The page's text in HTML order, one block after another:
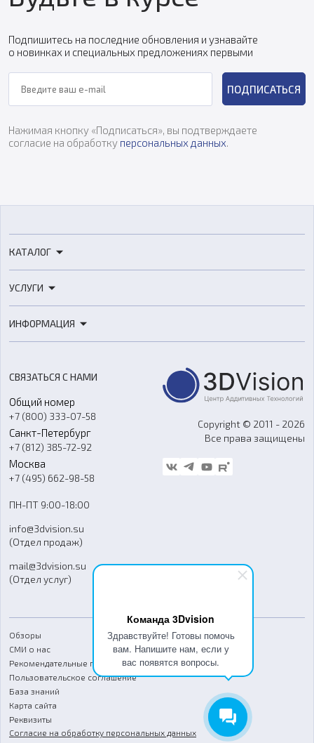
Команда 3Dvision
Здравствуйте! Готовы помочь
вам. Напишите нам, если у
вас появятся вопросы.
Подпишитесь на последние обновления и узнавайте
о новинках и специальных предложениях первыми
ПОДПИСАТЬСЯ
Нажимая кнопку «Подписаться», вы подтверждаете
согласие на обработку персональных данных.
КАТАЛОГ
3D-сканеры
Расходные материалы
Оборудование и материалы для вакуумного литья
Аксессуары и прочее оборудование
Программное обеспечение
УСЛУГИ
3D-моделирование
Ремонт и услуги
ИНФОРМАЦИЯ
О компании
Контакты
Гос. закупки
Стать дилером
Блог
FAQ
СВЯЗАТЬСЯ С НАМИ
Общий номер
+7 (800) 333-07-58
Санкт-Петербург
+7 (812) 385-72-92
Москва
+7 (495) 662-98-58
ПН-ПТ 9:00-18:00
info@3dvision.su
(Отдел продаж)
mail@3dvision.su
(Отдел услуг)
Copyright © 2011 - 2026
Все права защищены
Обзоры
СМИ о нас
Рекомендательные письма
Пользовательское соглашение
База знаний
Карта сайта
Реквизиты
Согласие на обработку персональных данных